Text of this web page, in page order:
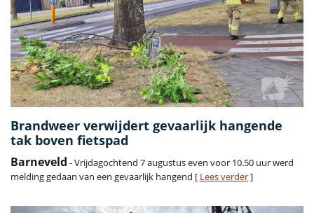
Brandweer verwijdert gevaarlijk hangende
tak boven fietspad
Barneveld - Vrijdagochtend 7 augustus even voor 10.50 uur werd
melding gedaan van een gevaarlijk hangend [ Lees verder]